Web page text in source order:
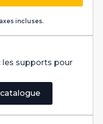
incluses.
les supports pour